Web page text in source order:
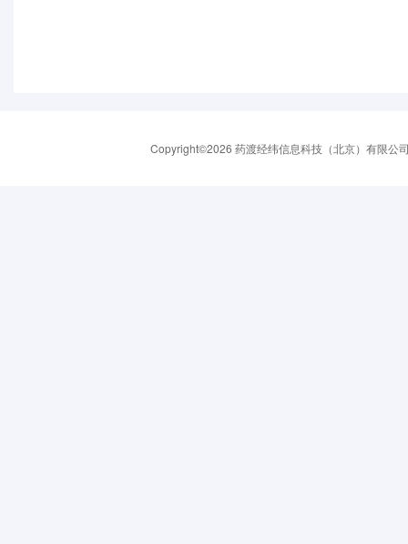
Copyright©2026 药渡经纬信息科技（北京）有限公